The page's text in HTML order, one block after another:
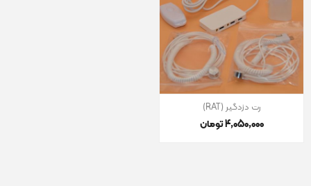
رت دزدگیر (RAT)
4٬050٬000 تومان